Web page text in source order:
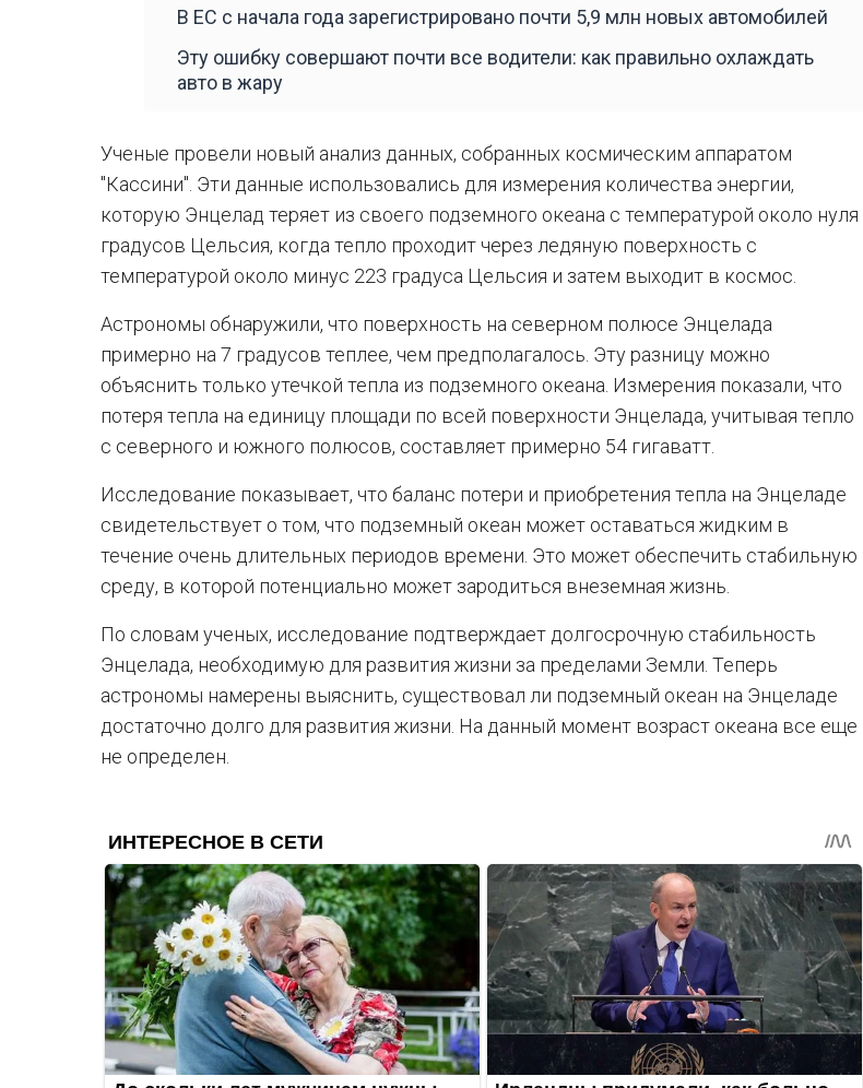
В ЕС с начала года зарегистрировано почти 5,9 млн новых автомобилей
Эту ошибку совершают почти все водители: как правильно охлаждать
авто в жару
Ученые провели новый анализ данных, собранных космическим аппаратом
"Кассини". Эти данные использовались для измерения количества энергии,
которую Энцелад теряет из своего подземного океана с температурой около нуля
градусов Цельсия, когда тепло проходит через ледяную поверхность с
температурой около минус 223 градуса Цельсия и затем выходит в космос.
Астрономы обнаружили, что поверхность на северном полюсе Энцелада
примерно на 7 градусов теплее, чем предполагалось. Эту разницу можно
объяснить только утечкой тепла из подземного океана. Измерения показали, что
потеря тепла на единицу площади по всей поверхности Энцелада, учитывая тепло
с северного и южного полюсов, составляет примерно 54 гигаватт.
Исследование показывает, что баланс потери и приобретения тепла на Энцеладе
свидетельствует о том, что подземный океан может оставаться жидким в
течение очень длительных периодов времени. Это может обеспечить стабильную
среду, в которой потенциально может зародиться внеземная жизнь.
По словам ученых, исследование подтверждает долгосрочную стабильность
Энцелада, необходимую для развития жизни за пределами Земли. Теперь
астрономы намерены выяснить, существовал ли подземный океан на Энцеладе
достаточно долго для развития жизни. На данный момент возраст океана все еще
не определен.